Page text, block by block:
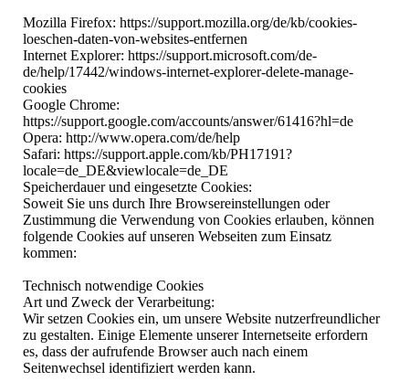
Mozilla Firefox: https://support.mozilla.org/de/kb/cookies-
loeschen-daten-von-websites-entfernen
Internet Explorer: https://support.microsoft.com/de-
de/help/17442/windows-internet-explorer-delete-manage-
cookies
Google Chrome:
https://support.google.com/accounts/answer/61416?hl=de
Opera: http://www.opera.com/de/help
Safari: https://support.apple.com/kb/PH17191?
locale=de_DE&viewlocale=de_DE
Speicherdauer und eingesetzte Cookies:
Soweit Sie uns durch Ihre Browsereinstellungen oder
Zustimmung die Verwendung von Cookies erlauben, können
folgende Cookies auf unseren Webseiten zum Einsatz
kommen:
Technisch notwendige Cookies
Art und Zweck der Verarbeitung:
Wir setzen Cookies ein, um unsere Website nutzerfreundlicher
zu gestalten. Einige Elemente unserer Internetseite erfordern
es, dass der aufrufende Browser auch nach einem
Seitenwechsel identifiziert werden kann.